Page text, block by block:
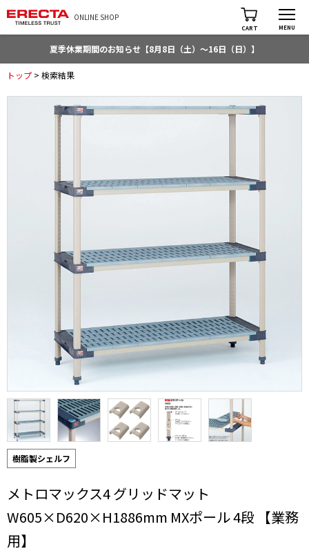
ONLINE SHOP
CART MENU
夏季休業期間のお知らせ【8月8日（土）～16日（日）】
トップ > 検索結果
樹脂製シェルフ
メトロマックス4 グリッドマット
W605×D620×H1886mm MXポール 4段 【業務
用】